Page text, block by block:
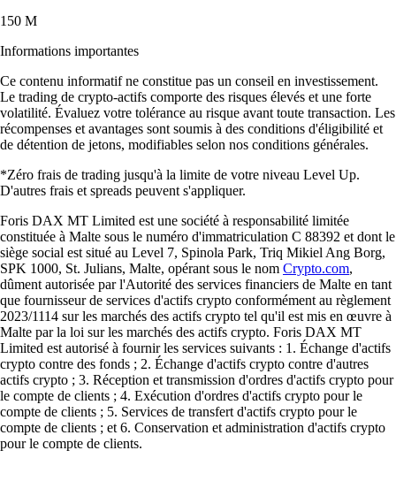
150 M
Informations importantes
Ce contenu informatif ne constitue pas un conseil en investissement.
Le trading de crypto-actifs comporte des risques élevés et une forte
volatilité. Évaluez votre tolérance au risque avant toute transaction. Les
récompenses et avantages sont soumis à des conditions d'éligibilité et
de détention de jetons, modifiables selon nos conditions générales.
*Zéro frais de trading jusqu'à la limite de votre niveau Level Up.
D'autres frais et spreads peuvent s'appliquer.
Foris DAX MT Limited est une société à responsabilité limitée
constituée à Malte sous le numéro d'immatriculation C 88392 et dont le
siège social est situé au Level 7, Spinola Park, Triq Mikiel Ang Borg,
SPK 1000, St. Julians, Malte, opérant sous le nom Crypto.com,
dûment autorisée par l'Autorité des services financiers de Malte en tant
que fournisseur de services d'actifs crypto conformément au règlement
2023/1114 sur les marchés des actifs crypto tel qu'il est mis en œuvre à
Malte par la loi sur les marchés des actifs crypto. Foris DAX MT
Limited est autorisé à fournir les services suivants : 1. Échange d'actifs
crypto contre des fonds ; 2. Échange d'actifs crypto contre d'autres
actifs crypto ; 3. Réception et transmission d'ordres d'actifs crypto pour
le compte de clients ; 4. Exécution d'ordres d'actifs crypto pour le
compte de clients ; 5. Services de transfert d'actifs crypto pour le
compte de clients ; et 6. Conservation et administration d'actifs crypto
pour le compte de clients.